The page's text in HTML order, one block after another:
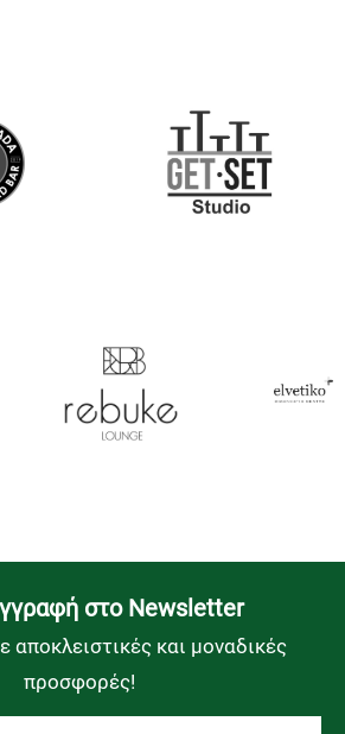
στο Newsletter
αποκλειστικές και μοναδικές
προσφορές!